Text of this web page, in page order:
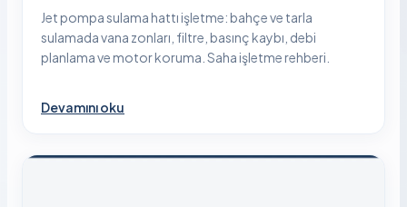
Jet pompa sulama hattı işletme: bahçe ve tarla
sulamada vana zonları, filtre, basınç kaybı, debi
planlama ve motor koruma. Saha işletme rehberi.
Devamını oku